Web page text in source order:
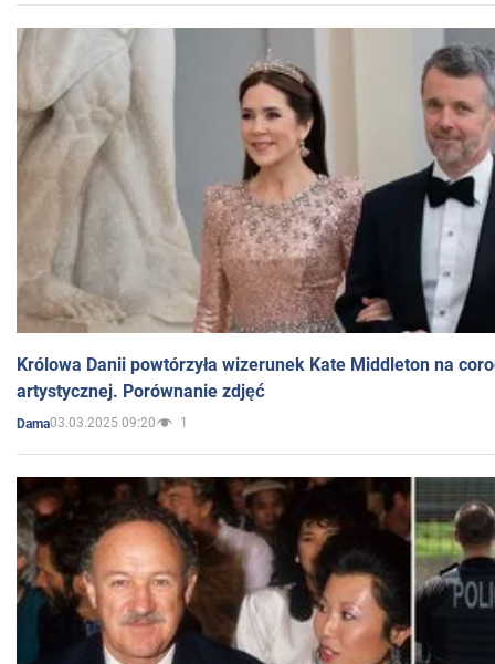
Królowa Danii powtórzyła wizerunek Kate Middleton na
artystycznej. Porównanie zdjęć
Dama03.03.2025 09:20 1